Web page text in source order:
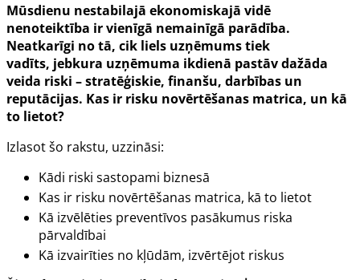
Mūsdienu nestabilajā ekonomiskajā vidē
nenoteiktība ir vienīgā nemainīgā parādība.
Neatkarīgi no tā, cik liels uzņēmums tiek
vadīts, jebkura uzņēmuma ikdienā pastāv dažāda
veida riski – stratēģiskie, finanšu, darbības un
reputācijas. Kas ir risku novērtēšanas matrica, un kā
to lietot?
Izlasot šo rakstu, uzzināsi:
Kādi riski sastopami biznesā
Kas ir risku novērtēšanas matrica, kā to lietot
Kā izvēlēties preventīvos pasākumus riska
pārvaldībai
Kā izvairīties no kļūdām, izvērtējot riskus